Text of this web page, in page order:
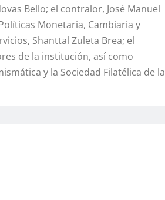
Bello; el contralor, José Manuel
Monetaria, Cambiaria y
Shanttal Zuleta Brea; el
de la institución, así como
y la Sociedad Filatélica de la